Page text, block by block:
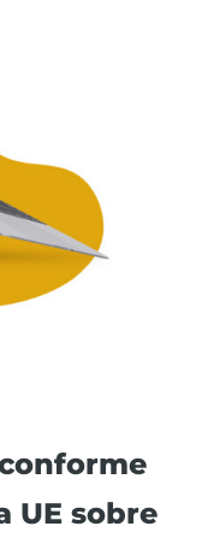
UE sobre